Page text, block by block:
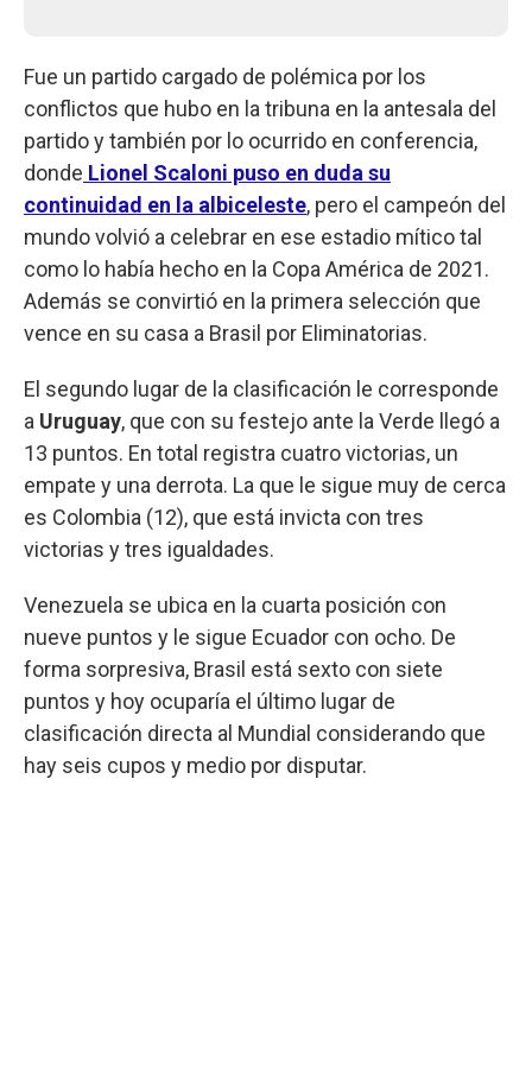
Fue un partido cargado de polémica por los
conflictos que hubo en la tribuna en la antesala del
partido y también por lo ocurrido en conferencia,
donde Lionel Scaloni puso en duda su
continuidad en la albiceleste, pero el campeón del
mundo volvió a celebrar en ese estadio mítico tal
como lo había hecho en la Copa América de 2021.
Además se convirtió en la primera selección que
vence en su casa a Brasil por Eliminatorias.
El segundo lugar de la clasificación le corresponde
a Uruguay, que con su festejo ante la Verde llegó a
13 puntos. En total registra cuatro victorias, un
empate y una derrota. La que le sigue muy de cerca
es Colombia (12), que está invicta con tres
victorias y tres igualdades.
Venezuela se ubica en la cuarta posición con
nueve puntos y le sigue Ecuador con ocho. De
forma sorpresiva, Brasil está sexto con siete
puntos y hoy ocuparía el último lugar de
clasificación directa al Mundial considerando que
hay seis cupos y medio por disputar.